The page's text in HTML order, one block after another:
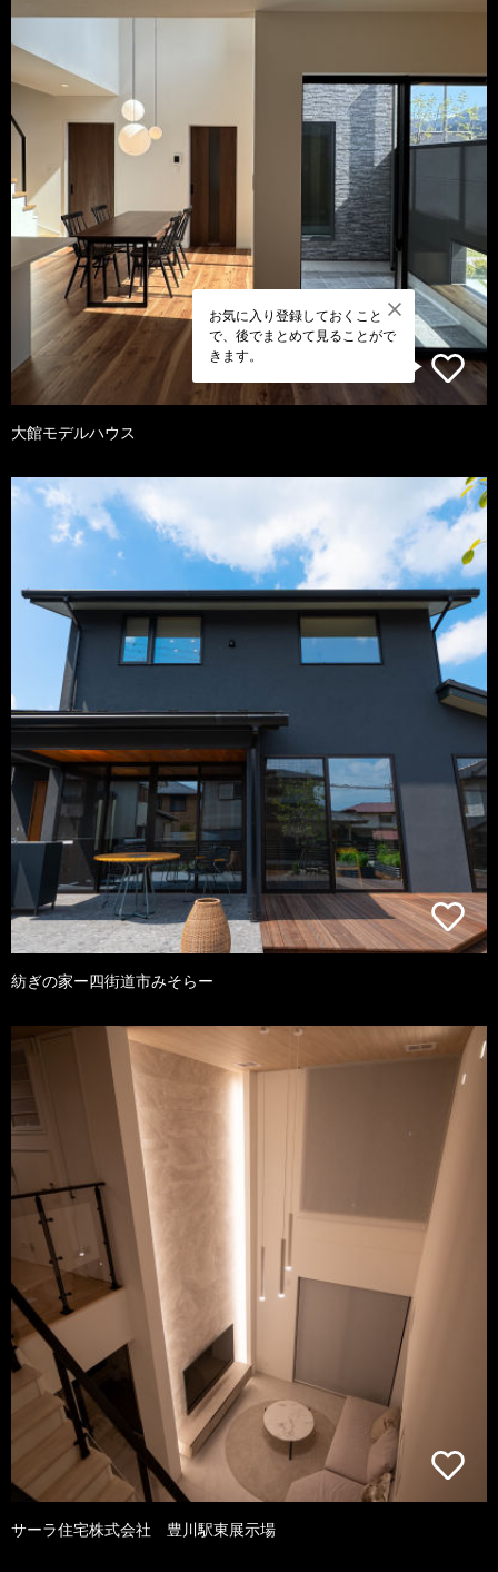
お気に入り登録しておくこと
で、後でまとめて見ることがで
きます。
大館モデルハウス
紡ぎの家ー四街道市みそらー
サーラ住宅株式会社 豊川駅東展示場